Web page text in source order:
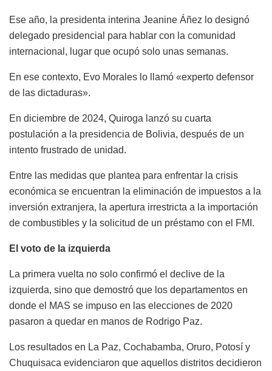
Ese año, la presidenta interina Jeanine Áñez lo designó
delegado presidencial para hablar con la comunidad
internacional, lugar que ocupó solo unas semanas.
En ese contexto, Evo Morales lo llamó «experto defensor
de las dictaduras».
En diciembre de 2024, Quiroga lanzó su cuarta
postulación a la presidencia de Bolivia, después de un
intento frustrado de unidad.
Entre las medidas que plantea para enfrentar la crisis
económica se encuentran la eliminación de impuestos a la
inversión extranjera, la apertura irrestricta a la importación
de combustibles y la solicitud de un préstamo con el FMI.
El voto de la izquierda
La primera vuelta no solo confirmó el declive de la
izquierda, sino que demostró que los departamentos en
donde el MAS se impuso en las elecciones de 2020
pasaron a quedar en manos de Rodrigo Paz.
Los resultados en La Paz, Cochabamba, Oruro, Potosí y
Chuquisaca evidenciaron que aquellos distritos decidieron